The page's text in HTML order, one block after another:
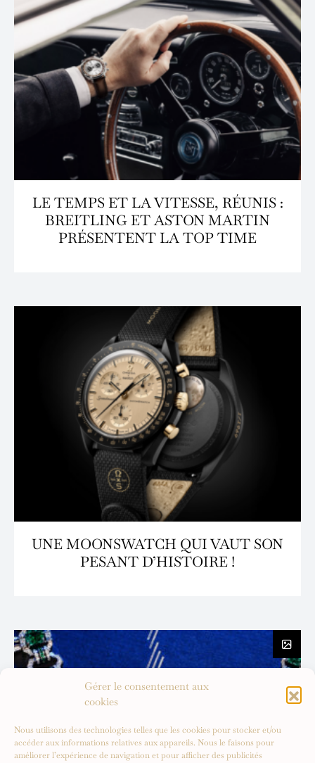
Gérer le consentement aux
cookies
Nous utilisons des technologies telles que les cookies pour stocker et/ou
accéder aux informations relatives aux appareils. Nous le faisons pour
améliorer l’expérience de navigation et pour afficher des publicités
LE TEMPS ET LA VITESSE, RÉUNIS :
BREITLING ET ASTON MARTIN
PRÉSENTENT LA TOP TIME
UNE MOONSWATCH QUI VAUT SON
PESANT D’HISTOIRE !